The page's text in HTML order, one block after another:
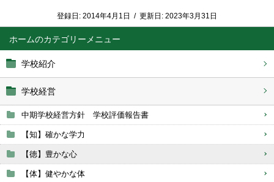
ホーム
学校紹介
学校経営
中期学校経営方針 学校評価報告書
【知】確かな学力
【徳】豊かな心
【体】健やかな体
登録日: 2014年4月1日 / 更新日: 2023年3月31日